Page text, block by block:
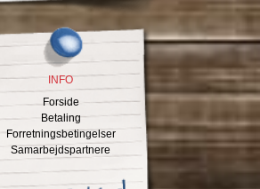
INFO
Forside
Betaling
Forretningsbetingelser
Samarbejdspartnere